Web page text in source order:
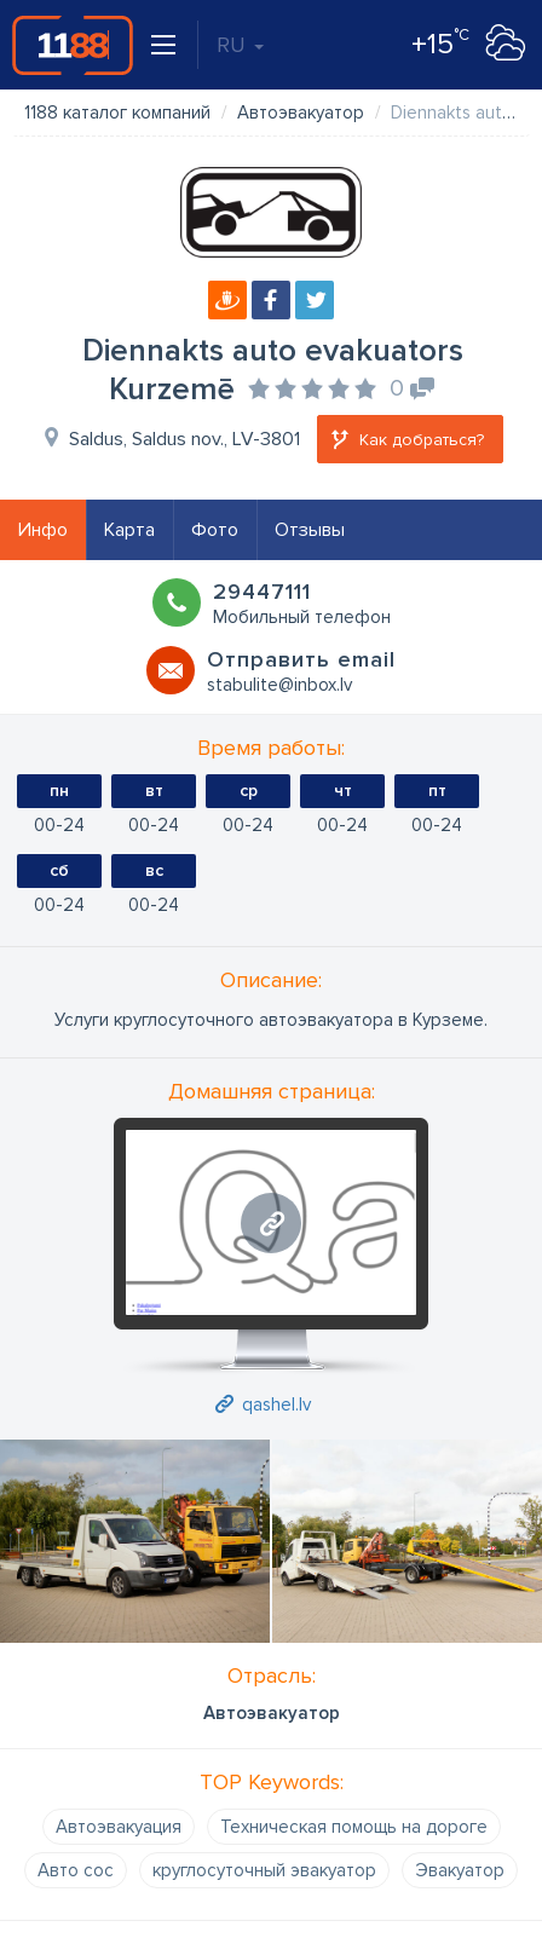
RU +15°C
1188 каталог компаний Автоэвакуатор Diennakts auto evakuators Kurzemē
Diennakts auto evakuators
Kurzemē
0
Saldus, Saldus nov., LV-3801 Как добраться?
Инфо Карта Фото Отзывы
29447111
Мобильный телефон
Oтправить email
stabulite@inbox.lv
Время работы:
пн
00 24
вт
00 24
ср
00 24
чт
00 24
пт
00 24
сб
00 24
вс
00 24
Oписание:
Услуги круглосуточного автоэвакуатора в Курземе.
Домашняя страница:
qashel.lv
qashel.lv
Отрасль:
Автоэвакуатор
TOP Keywords:
Автоэвакуация
Техническая помощь на дороге
Авто сос
круглосуточный эвакуатор Эвакуатор